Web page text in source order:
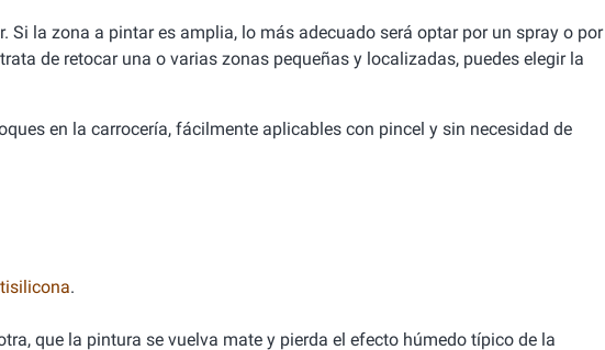
Si la zona a pintar es amplia, lo más adecuado será optar por un spray o por
de retocar una o varias zonas pequeñas y localizadas, puedes elegir la
en la carrocería, fácilmente aplicables con pincel y sin necesidad de
.
que la pintura se vuelva mate y pierda el efecto húmedo típico de la